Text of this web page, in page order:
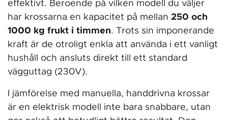
effektivt. Beroende på vilken modell du väljer
har krossarna en kapacitet på mellan 250 och
1000 kg frukt i timmen. Trots sin imponerande
kraft är de otroligt enkla att använda i ett vanligt
hushåll och ansluts direkt till ett standard
vägguttag (230V).
I jämförelse med manuella, handdrivna krossar
är en elektrisk modell inte bara snabbare, utan